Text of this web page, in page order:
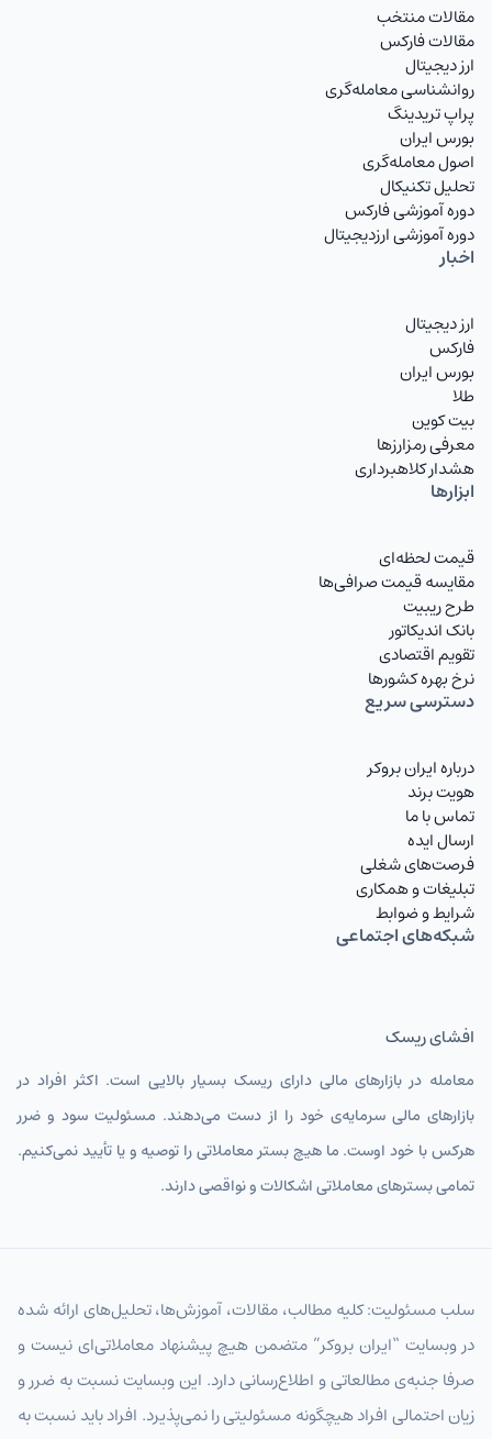
مقالات منتخب
مقالات فارکس
ارز دیجیتال
روانشناسی معامله‌گری
پراپ تریدینگ
بورس ایران
اصول معامله‌گری
تحلیل تکنیکال
دوره آموزشی فارکس
دوره آموزشی ارزدیجیتال
اخبار
ارز دیجیتال
فارکس
بورس ایران
طلا
بیت کوین
معرفی رمزارزها
هشدار کلاهبرداری
ابزارها
قیمت لحظه‌ای
مقایسه قیمت صرافی‌ها
طرح ریبیت
بانک اندیکاتور
تقویم اقتصادی
نرخ بهره کشورها
دسترسی سریع
درباره ایران بروکر
هویت برند
تماس با ما
ارسال ایده
فرصت‌های شغلی
تبلیغات و همکاری
شرایط و ضوابط
شبکه‌های اجتماعی
افشای ریسک
معامله در بازارهای مالی دارای ریسک بسیار بالایی است. اکثر افراد در
بازارهای مالی سرمایه‌ی خود را از دست می‌دهند. مسئولیت سود و ضرر
هرکس با خود اوست. ما هیچ بستر معاملاتی را توصیه و یا تأیید نمی‌کنیم.
تمامی بسترهای معاملاتی اشکالات و نواقصی دارند.
سلب مسئولیت: کلیه مطالب، مقالات، آموزش‌ها، تحلیل‌های ارائه شده
در وبسایت “ایران بروکر” متضمن هیچ پیشنهاد معاملاتی‌ای نیست و
صرفا جنبه‌ی مطالعاتی و اطلاع‌رسانی دارد. این وبسایت نسبت به ضرر و
زیان احتمالی افراد هیچگونه مسئولیتی را نمی‌پذیرد. افراد باید نسبت به